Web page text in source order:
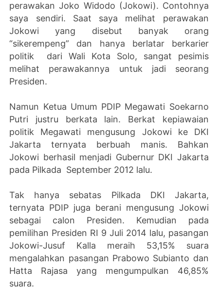
perawakan Joko Widodo (Jokowi). Contohnya
saya sendiri. Saat saya melihat perawakan
Jokowi yang disebut banyak orang
“sikerempeng” dan hanya berlatar berkarier
politik dari Wali Kota Solo, sangat pesimis
melihat perawakannya untuk jadi seorang
Presiden.
Namun Ketua Umum PDIP Megawati Soekarno
Putri justru berkata lain. Berkat kepiawaian
politik Megawati mengusung Jokowi ke DKI
Jakarta ternyata berbuah manis. Bahkan
Jokowi berhasil menjadi Gubernur DKI Jakarta
pada Pilkada September 2012 lalu.
Tak hanya sebatas Pilkada DKI Jakarta,
ternyata PDIP juga berani mengusung Jokowi
sebagai calon Presiden. Kemudian pada
pemilihan Presiden RI 9 Juli 2014 lalu, pasangan
Jokowi-Jusuf Kalla meraih 53,15% suara
mengalahkan pasangan Prabowo Subianto dan
Hatta Rajasa yang mengumpulkan 46,85%
suara.